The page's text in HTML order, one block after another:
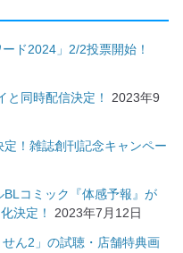
ド2024」2/2投票開始！
と同時配信決定！
2023年9
！雑誌創刊記念キャンペー
コミック『体感予報』が
決定！
2023年7月12日
ん2」の試聴・店舗特典画